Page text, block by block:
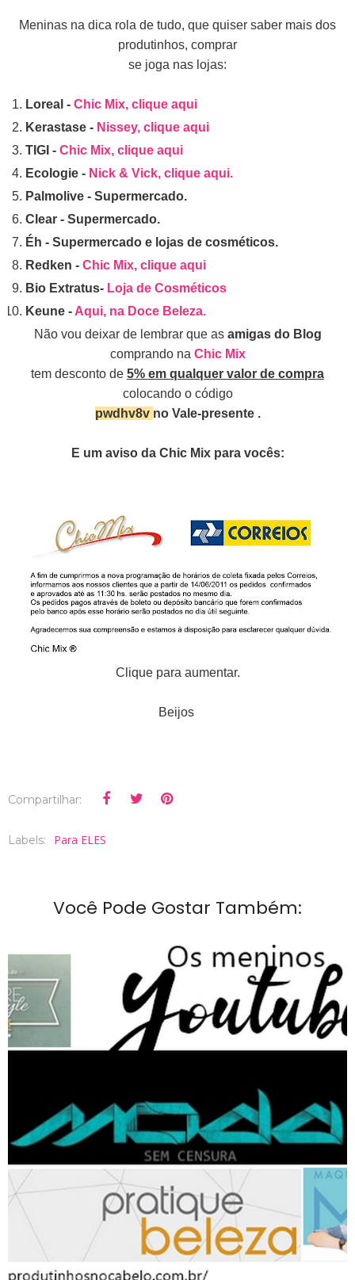
Meninas na dica rola de tudo, que quiser saber mais dos
produtinhos, comprar
se joga nas lojas:
Loreal -Chic Mix, clique aqui
Kerastase - Nissey, clique aqui
TIGI -Chic Mix, clique aqui
Ecologie - Nick & Vick, clique aqui.
Palmolive - Supermercado.
Clear - Supermercado.
Éh - Supermercado e lojas de cosméticos.
Redken -Chic Mix, clique aqui
Bio Extratus- Loja de Cosméticos
Keune - Aqui, na Doce Beleza.
Não vou deixar de lembrar que as amigas do Blog
comprando na Chic Mix
tem desconto de 5% em qualquer valor de compra
colocando o código
pwdhv8v no Vale-presente .
E um aviso da Chic Mix para vocês:
Clique para aumentar.
Beijos
Compartilhar:
Labels: Para ELES
Você Pode Gostar Também: